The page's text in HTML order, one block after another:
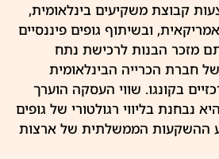
קבוצת משקיעים בינלאומית,
ובשיתוף גופים פיננסיים
מזכר הבנות לרכישת נתח
חברת הכרייה הבינלאומית
בקונגו. שווי העסקה הוערך
נבחנת בליווי רגולטורי של גופים
ההשקעות הממשלתית של ארצות